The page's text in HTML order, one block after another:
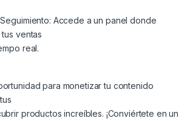
Accede a un panel donde
ventas
real.
para monetizar tu contenido
productos increíbles. ¡Conviértete en un